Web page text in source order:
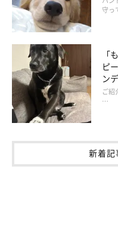
守っ
「
ピ
ン
ご
…
新着記